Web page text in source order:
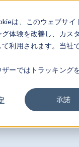
は、このウェブサ
体験を改善し、カス
利用されます。当社
ーではトラッキング
承諾
製品 業界